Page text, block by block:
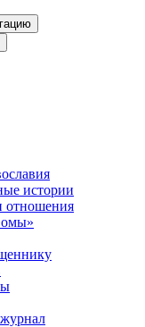
истории
отношения